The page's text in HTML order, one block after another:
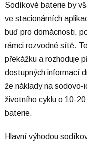
Sodíkové baterie by
ve stacionárních
buď pro domácnosti,
rámci rozvodné sítě.
překážku a rozhoduje
dostupných informací
že náklady na
životního cyklu o 10-
baterie.
Hlavní výhodou